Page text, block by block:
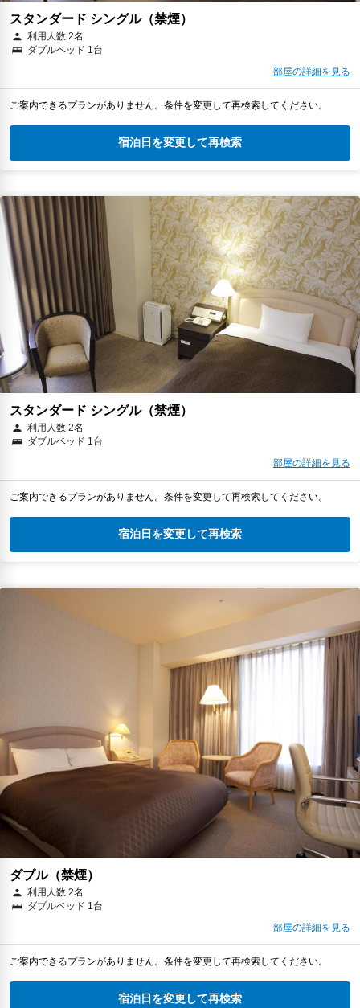
スタンダード シングル（禁煙）
利用人数 2名
ダブルベッド 1台
部屋の詳細を見る
ご案内できるプランがありません。条件を変更して再検索してください。
宿泊日を変更して再検索
スタンダード シングル（禁煙）
利用人数 2名
ダブルベッド 1台
部屋の詳細を見る
ご案内できるプランがありません。条件を変更して再検索してください。
宿泊日を変更して再検索
ダブル（禁煙）
利用人数 2名
ダブルベッド 1台
部屋の詳細を見る
ご案内できるプランがありません。条件を変更して再検索してください。
宿泊日を変更して再検索